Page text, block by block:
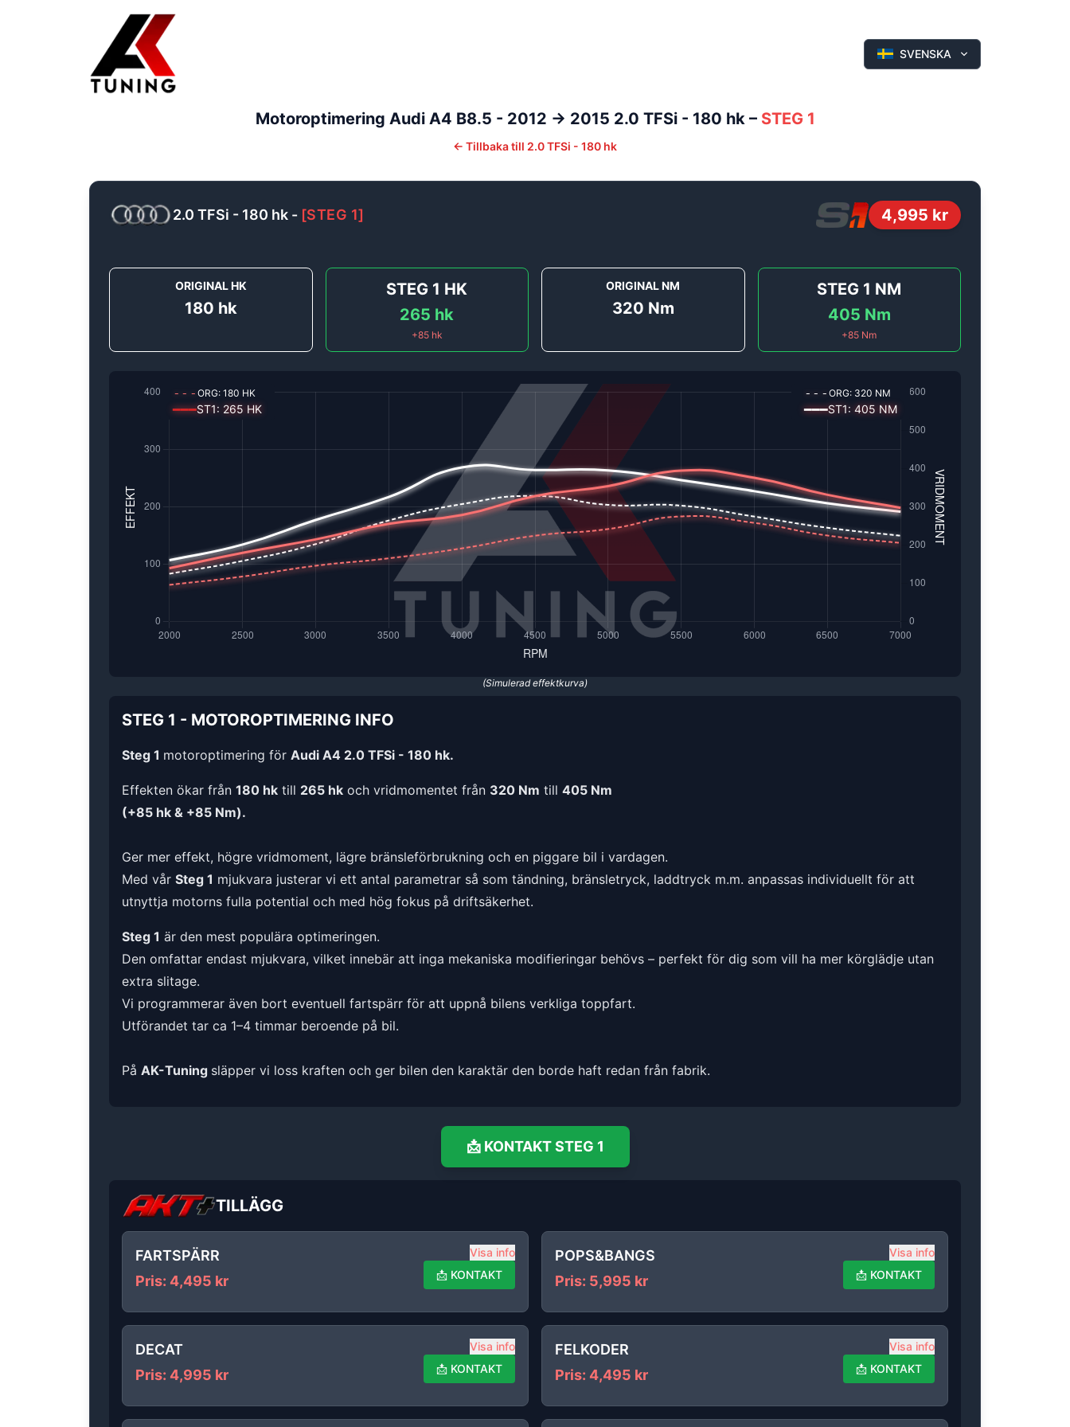
SVENSKA
Motoroptimering Audi A4 B8.5 - 2012 -> 2015 2.0 TFSi - 180 hk– STEG 1
← Tillbaka till 2.0 TFSi - 180 hk
2.0 TFSi - 180 hk - [STEG 1] 4,995 kr
ORIGINAL HK
180 hk
STEG 1 HK
265 hk
+85hk
ORIGINAL NM
320 Nm
STEG 1 NM
405 Nm
+85 Nm
---ORG:180 HK
━━━ST1: 265 HK
---ORG: 320 NM
━━━ST1: 405 NM
(Simulerad effektkurva)
STEG 1 - MOTOROPTIMERING INFO
Steg 1 motoroptimering för Audi A4 2.0 TFSi - 180 hk.
Effekten ökar från 180 hk till 265 hk och vridmomentet från 320 Nm till 405 Nm
(+85 hk & +85 Nm).
Ger mer effekt, högre vridmoment, lägre bränsleförbrukning och en piggare bil i vardagen.
Med vår Steg 1 mjukvara justerar vi ett antal parametrar så som tändning, bränsletryck, laddtryck m.m. anpassas individuellt för att
utnyttja motorns fulla potential och med hög fokus på driftsäkerhet.
Steg 1 är den mest populära optimeringen.
Den omfattar endast mjukvara, vilket innebär att inga mekaniska modifieringar behövs – perfekt för dig som vill ha mer körglädje utan
extra slitage.
Vi programmerar även bort eventuell fartspärr för att uppnå bilens verkliga toppfart.
Utförandet tar ca 1–4 timmar beroende på bil.
På AK-Tuning släpper vi loss kraften och ger bilen den karaktär den borde haft redan från fabrik.
📩 KONTAKT STEG 1
TILLÄGG
FARTSPÄRR
Pris: 4,495 kr
Visa info
📩 KONTAKT
POPS&BANGS
Pris: 5,995 kr
Visa info
📩 KONTAKT
DECAT
Pris: 4,995 kr
Visa info
📩 KONTAKT
FELKODER
Pris: 4,495 kr
Visa info
📩 KONTAKT